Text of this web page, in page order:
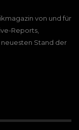
von und für
Reports,
Stand der